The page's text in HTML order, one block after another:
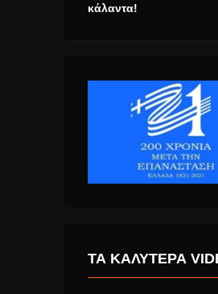
κάλαντα!
ΤΑ ΚΑΛΎΤΕΡΑ